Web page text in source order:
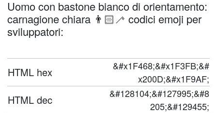
Uomo con bastone bianco di orientamento:
carnagione chiara 👨🏻‍🦯 codici emoji per
sviluppatori:
HTML hex
&#x1F468;&#x1F3FB;&#
x200D;&#x1F9AF;
HTML dec
&#128104;&#127995;&#8
205;&#129455;